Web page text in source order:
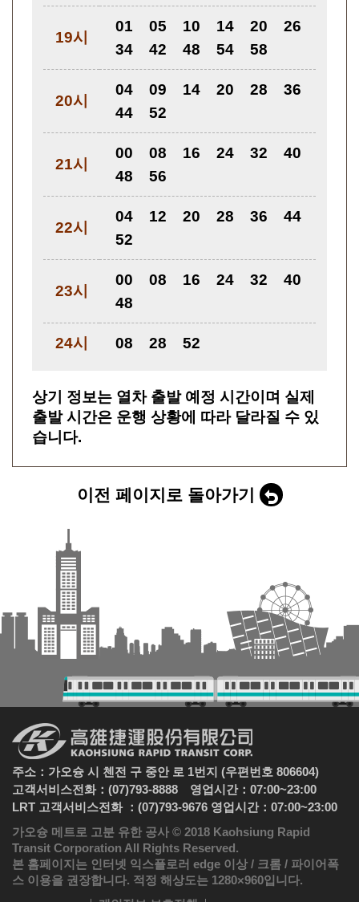
19시
01 05 10 14 20
26
34
42 48 54 58
20시
04 09 14 20 28
36
44
52
21시
00 08 16 24 32
40
48
56
22시
04 12 20 28 36
44
52
23시
00 08 16 24 32
40
48
24시 08 28 52
상기 정보는 열차 출발 예정 시간이며 실제
출발 시간은 운행 상황에 따라 달라질 수 있
습니다.
이전 페이지로 돌아가기
주소：가오슝 시 첸전 구 중안 로 1번지 (우편번호 806604)
고객서비스전화：(07)793-8888 영업시간：07:00~23:00
LRT 고객서비스전화 ：(07)793-9676 영업시간：07:00~23:00
가오슝 메트로 고분 유한 공사 © 2018 Kaohsiung Rapid
Transit Corporation All Rights Reserved.
본 홈페이지는 인터넷 익스플로러 edge 이상 / 크롬 / 파이어폭
스 이용을 권장합니다. 적정 해상도는 1280×960입니다.